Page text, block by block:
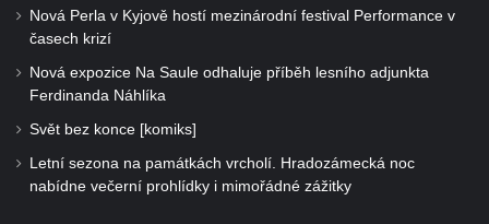
Nová Perla v Kyjově hostí mezinárodní festival Performance v
časech krizí
Nová expozice Na Saule odhaluje příběh lesního adjunkta
Ferdinanda Náhlíka
Svět bez konce [komiks]
Letní sezona na památkách vrcholí. Hradozámecká noc
nabídne večerní prohlídky i mimořádné zážitky